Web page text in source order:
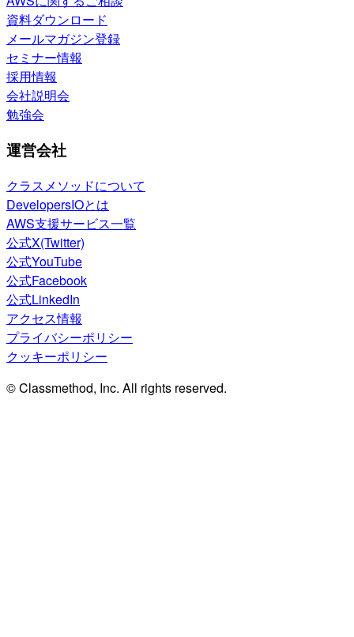
資料ダウンロード
メールマガジン登録
セミナー情報
採用情報
会社説明会
勉強会
運営会社
クラスメソッドについて
DevelopersIOとは
AWS支援サービス一覧
公式X(Twitter)
公式YouTube
公式Facebook
公式LinkedIn
アクセス情報
プライバシーポリシー
クッキーポリシー
© Classmethod, Inc. All rights reserved.